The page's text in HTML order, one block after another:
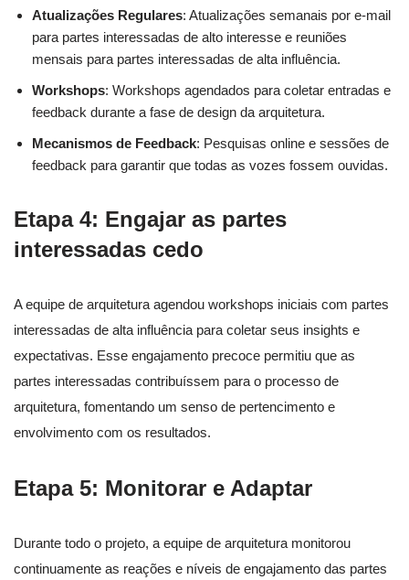
Atualizações Regulares: Atualizações semanais por e-mail
para partes interessadas de alto interesse e reuniões
mensais para partes interessadas de alta influência.
Workshops: Workshops agendados para coletar entradas e
feedback durante a fase de design da arquitetura.
Mecanismos de Feedback: Pesquisas online e sessões de
feedback para garantir que todas as vozes fossem ouvidas.
Etapa 4: Engajar as partes
interessadas cedo
A equipe de arquitetura agendou workshops iniciais com partes
interessadas de alta influência para coletar seus insights e
expectativas. Esse engajamento precoce permitiu que as
partes interessadas contribuíssem para o processo de
arquitetura, fomentando um senso de pertencimento e
envolvimento com os resultados.
Etapa 5: Monitorar e Adaptar
Durante todo o projeto, a equipe de arquitetura monitorou
continuamente as reações e níveis de engajamento das partes